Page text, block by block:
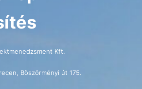
Kft.
Böszörményi út 175.